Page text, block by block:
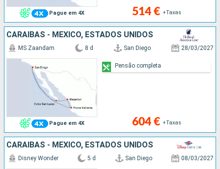
Pague em 4X 514 € +Taxas
CARAIBAS - MEXICO, ESTADOS UNIDOS
Pague em 4X
MS Zaandam 8 d San Diego 28/03/2027
604 € +Taxas
Pensão completa
CARAIBAS - MEXICO, ESTADOS UNIDOS
Disney Wonder 5 d San Diego 08/03/2027